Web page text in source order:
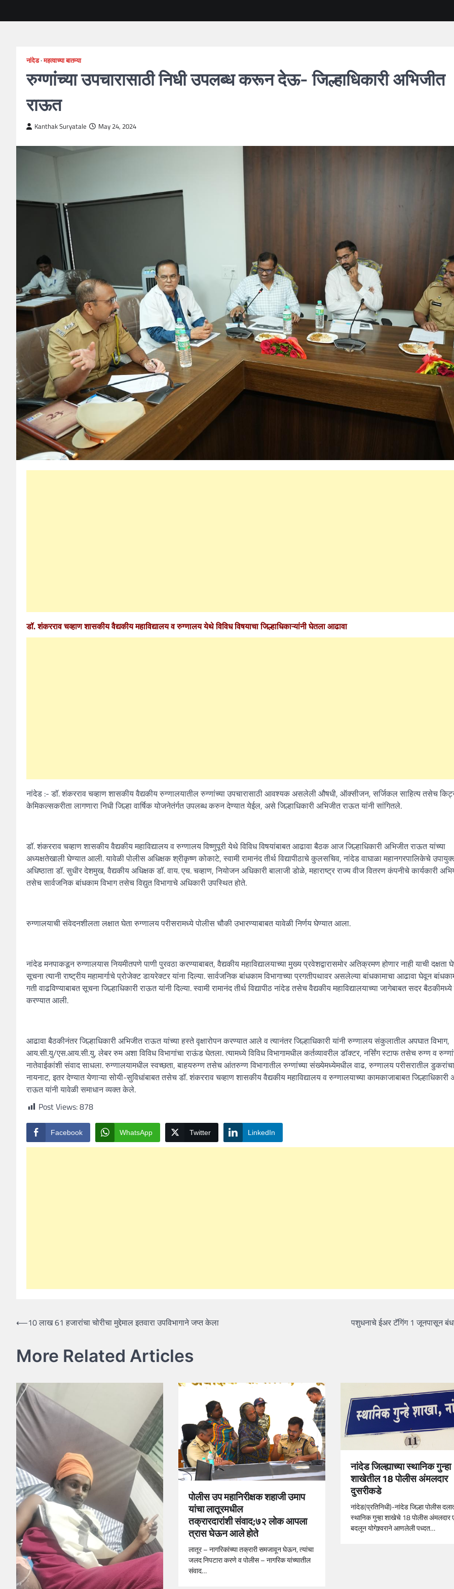
नांदेड महत्वाच्या बातम्या
रुग्णांच्या उपचारासाठी निधी उपलब्ध करून देऊ- जिल्हाधिकारी अभिजीत
राऊत
Kanthak Suryatale May 24, 2024
डॉ. शंकरराव चव्हाण शासकीय वैद्यकीय महाविद्यालय व रुग्णालय येथे विविध विषयाचा जिल्हाधिकाऱ्यांनी घेतला आढावा
नांदेड :- डॉ. शंकरराव चव्हाण शासकीय वैद्यकीय रुग्णालयातील रुग्णांच्या उपचारासाठी आवश्यक असलेली औषधी, ऑक्सीजन, सर्जिकल साहित्य तसेच
केमिकल्सकरीता लागणारा निधी जिल्हा वार्षिक योजनेतंर्गत उपलब्ध करुन देण्यात येईल, असे जिल्हाधिकारी अभिजीत राऊत यांनी सांगितले.
डॉ. शंकरराव चव्हाण शासकीय वैद्यकीय महाविद्यालय व रुग्णालय विष्णुपूरी येथे विविध विषयांबाबत आढावा बैठक आज जिल्हाधिकारी अभिजीत राऊत यांच्या
अध्यक्षतेखाली घेण्यात आली. यावेळी पोलीस अधिक्षक श्रीकृष्ण कोकाटे, स्वामी रामानंद तीर्थ विद्यापीठाचे कुलसचिव, नांदेड वाघाळा महानगरपालिकेचे
अधिष्ठाता डॉ. सुधीर देशमुख, वैद्यकीय अधिक्षक डॉ. वाय. एच. चव्हाण, नियोजन अधिकारी बालाजी डोळे, महाराष्ट्र राज्य वीज वितरण कंपनीचे कार्यकारी
तसेच सार्वजनिक बांधकाम विभाग तसेच विद्युत विभागाचे अधिकारी उपस्थित होते.
रुग्णालयाची संवेदनशीलता लक्षात घेता रुग्णालय परीसरामध्ये पोलीस चौकी उभारण्याबाबत यावेळी निर्णय घेण्यात आला.
नांदेड मनपाकडून रुग्णालयास नियमीतपणे पाणी पुरवठा करण्याबाबत, वैद्यकीय महाविद्यालयाच्या मुख्य प्रवेशद्वारासमोर अतिक्रमण होणार नाही याची दक्षता
सूचना त्यानी राष्ट्रीय महामार्गाचे प्रोजेक्ट डायरेक्टर यांना दिल्या. सार्वजनिक बांधकाम विभागाच्या प्रगतीपथावर असलेल्या बांधकामाचा आढावा घेवून
गती वाढविण्याबाबत सूचना जिल्हाधिकारी राऊत यांनी दिल्या. स्वामी रामानंद तीर्थ विद्यापीठ नांदेड तसेच वैद्यकीय महाविद्यालयाच्या जागेबाबत सदर बैठकीमध्ये
करण्यात आली.
आढावा बैठकीनंतर जिल्हाधिकारी अभिजीत राऊत यांच्या हस्ते वृक्षारोपन करण्यात आले व त्यानंतर जिल्हाधिकारी यांनी रुग्णालय संकुलातील अपघात विभाग,
आय.सी.यु/एस.आय.सी.यु, लेबर रुम अशा विविध विभागांचा राऊंड घेतला. त्यामध्ये विविध विभागामधील कर्तव्यावरील डॉक्टर, नर्सिंग स्टाफ तसेच रुग्ण व
नातेवाईकांशी संवाद साधला. रुग्णालयामधील स्वच्छता, बाहयरुग्ण तसेच आंतरुग्ण विभागातील रुग्णांच्या संख्येमध्येमधील वाढ, रुग्णालय परीसरातील डुकरांचा
नायनाट, इतर देण्यात येणाऱ्या सोयी-सुविधांबाबत तसेच डॉ. शंकरराव चव्हाण शासकीय वैद्यकीय महाविद्यालय व रुग्णालयाच्या कामकाजाबाबत जिल्हाधिकारी
राऊत यांनी यावेळी समाधान व्यक्त केले.
Post Views:878
Facebook WhatsApp Twitter LinkedIn
Post
⟵10 लाख 61 हजारांचा चोरीचा मुद्देमाल इतवारा उपविभागाने जप्त केला पशुधनाचे ईअर टॅगिंग 1 जूनपासून
More Related Articles
पोलीस उप महानिरीक्षक शहाजी उमाप
यांचा लातूरमधील
तक्रारदारांशी संवाद;७२ लोक आपला
त्रास घेऊन आले होते
लातूर – नागरिकांच्या तक्रारी समजावून घेऊन, त्यांचा
जलद निपटारा करणे व पोलीस – नागरिक यांच्यातील
संवाद…
नांदेड जिल्ह्याच्या स्थानिक गुन्हा
शाखेतील 18 पोलीस अंमलदार
दुसरीकडे
नांदेड(प्रतिनिधी)-नांदेड जिल्हा पोलीस
स्थानिक गुन्हा शाखेचे 18 पोलीस अंमलदार
बदलून योगेश्र्वराने आणलेली पध्दत…
महत्वाच्या बातम्या
What Is a Front-End
How to Become One,
Kanthak Suryatale April 30, 2021